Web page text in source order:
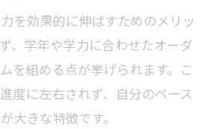
を効果的に伸ばすためのメリッ
、学年や学力に合わせたオーダ
を組める点が挙げられます。こ
度に左右されず、自分のペース
大きな特徴です。